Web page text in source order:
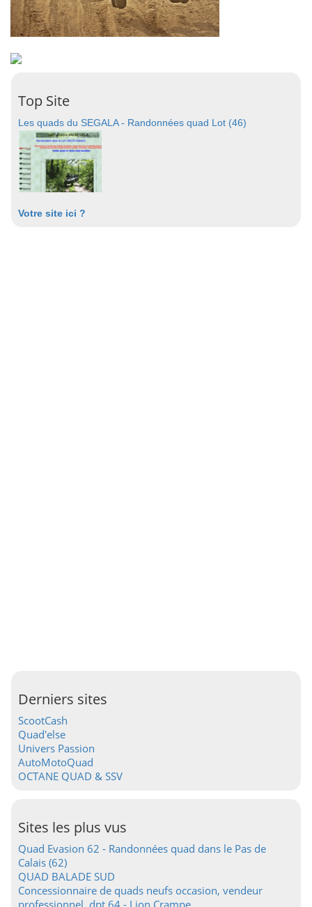
Top Site
Les quads du SEGALA - Randonnées quad Lot (46)
Votre site ici ?
Derniers sites
ScootCash
Quad'else
Univers Passion
AutoMotoQuad
OCTANE QUAD & SSV
Sites les plus vus
Quad Evasion 62 - Randonnées quad dans le Pas de
Calais (62)
QUAD BALADE SUD
Concessionnaire de quads neufs occasion, vendeur
professionnel, dpt 64 - Lion Crampe